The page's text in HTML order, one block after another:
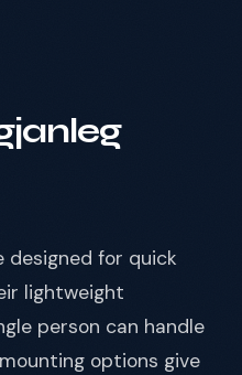
designed for quick
lightweight
person can handle
options give